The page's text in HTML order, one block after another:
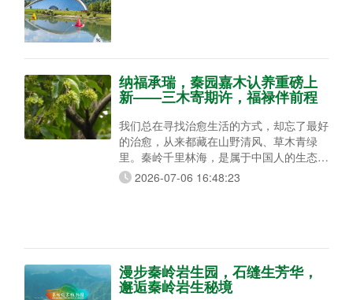
可直接挥杆将球打入湖面，视野绝佳。
纳福承瑞，秦园嘉木认养重磅上
新——三木寄期许，福禄伴前程
我们总在寻找治愈生活的方式，却忘了最好
的治愈，从来都藏在山野清风、草木青绿
里。秦岭千里林海，是属于中国人的生态秘
境。春有繁花漫山，夏有浓荫蔽日，秋有层
林尽染，冬有静雪栖枝。这片生生不息的绿
岁岁年年，它替你扎根山林，迎风生长、四
季常青。 本次新增认养，我们精选了三种
气质截然
2026-07-06 16:48:23
漫步秦岭岩生园，石缝生芳华，
邂逅秦岭岩生秘境